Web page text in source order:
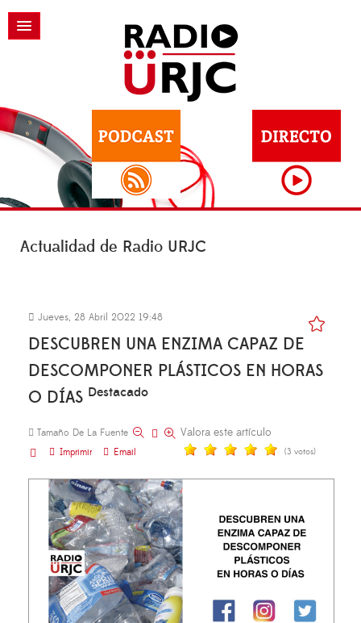
Actualidad de Radio URJC
Jueves, 28 Abril 2022 19:48
DESCUBREN UNA ENZIMA CAPAZ DE
DESCOMPONER PLÁSTICOS EN HORAS
O DÍAS Destacado
Tamaño De La Fuente
Imprimir
Email
Valora este artículo
(3 votos)